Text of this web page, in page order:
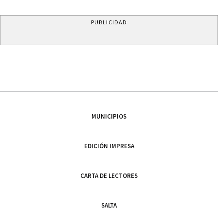
PUBLICIDAD
MUNICIPIOS
EDICIÓN IMPRESA
CARTA DE LECTORES
SALTA